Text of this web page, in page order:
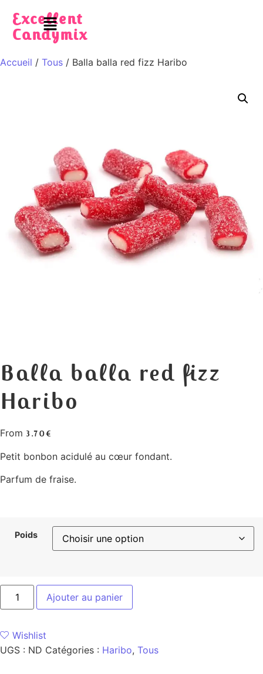
Excellent
Candymix
Accueil / Tous / Balla balla red fizz Haribo
Balla balla red fizz
Haribo
From 3.70€
Petit bonbon acidulé au cœur fondant.
Parfum de fraise.
Poids
Ajouter au panier
Wishlist
UGS : ND Catégories : Haribo, Tous